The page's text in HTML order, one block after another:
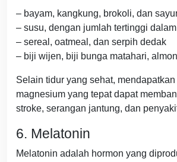
– bayam, kangkung, brokoli, dan
– susu, dengan jumlah tertinggi
– sereal, oatmeal, dan serpih dedak
– biji wijen, biji bunga matahari,
Selain tidur yang sehat,
magnesium yang tepat dapat
stroke, serangan jantung, dan
6. Melatonin
Melatonin adalah hormon yang